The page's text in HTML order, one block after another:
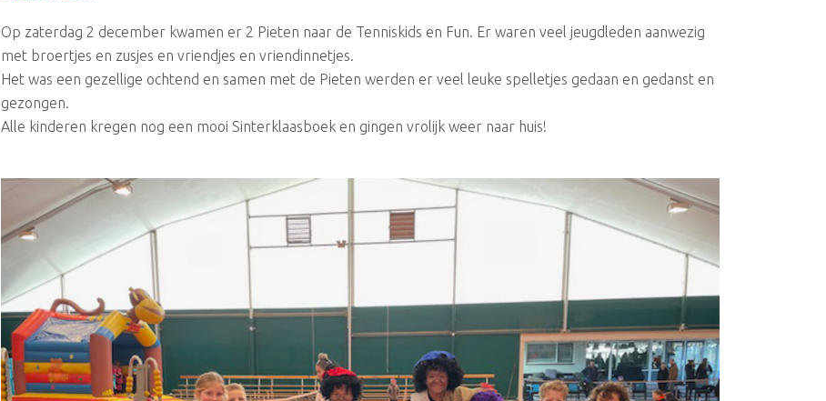
Op zaterdag 2 december kwamen er 2 Pieten naar de Tenniskids en Fun. Er waren veel jeugdleden aanwezig
met broertjes en zusjes en vriendjes en vriendinnetjes.
Het was een gezellige ochtend en samen met de Pieten werden er veel leuke spelletjes gedaan en gedanst en
gezongen.
Alle kinderen kregen nog een mooi Sinterklaasboek en gingen vrolijk weer naar huis!